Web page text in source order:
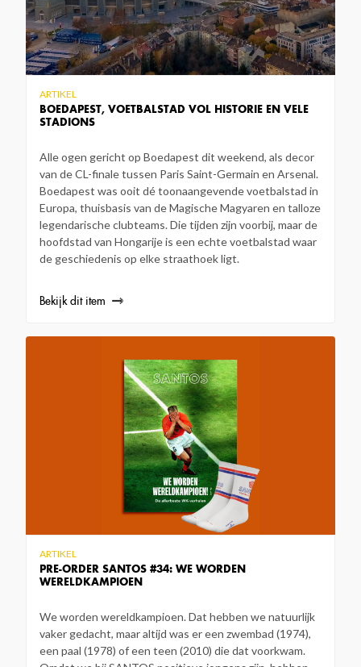
BOEDAPEST, VOETBALSTAD VOL HISTORIE EN VELE
STADIONS
ARTIKEL
Alle ogen gericht op Boedapest dit weekend, als decor
van de CL-finale tussen Paris Saint-Germain en Arsenal.
Boedapest was ooit dé toonaangevende voetbalstad in
Europa, thuisbasis van de Magische Magyaren en talloze
legendarische clubteams. Die tijden zijn voorbij, maar de
hoofdstad van Hongarije is een echte voetbalstad waar
de geschiedenis op elke straathoek ligt.
Bekijk dit item
PRE-ORDER SANTOS #34: WE WORDEN
WERELDKAMPIOEN
ARTIKEL
We worden wereldkampioen. Dat hebben we natuurlijk
vaker gedacht, maar altijd was er een zwembad (1974),
een paal (1978) of een teen (2010) die dat voorkwam.